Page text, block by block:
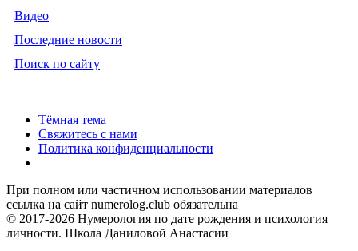
Видео
Последние новости
Поиск по сайту
Тёмная тема
Свяжитесь с нами
Политика конфиденциальности
При полном или частичном использовании материалов
ссылка на сайт numerolog.club обязательна
© 2017-2026 Нумерология по дате рождения и психология
личности. Школа Даниловой Анастасии